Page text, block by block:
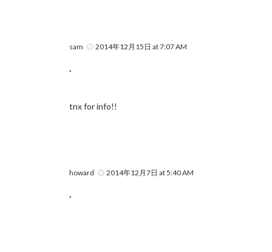
sam 2014年12月15日 at 7:07 AM
.
tnx for info!!
howard 2014年12月7日 at 5:40 AM
.